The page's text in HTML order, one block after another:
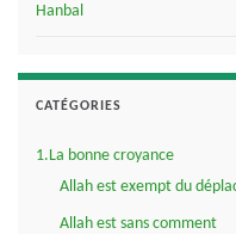
Hanbal
CATÉGORIES
1.La bonne croyance
Allah est exempt du
Allah est sans comment